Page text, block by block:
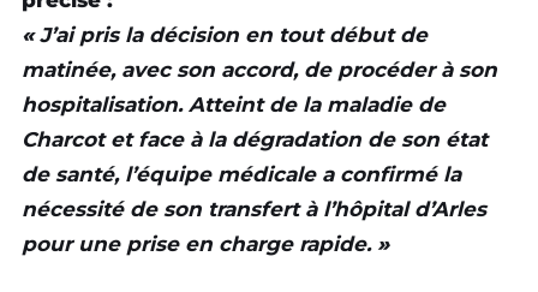
«J’ai pris la décision en tout début de
matinée, avec son accord, de procéder à son
hospitalisation. Atteint de la maladie de
Charcot et face à la dégradation de son état
de santé, l’équipe médicale a confirmé la
nécessité de son transfert à l’hôpital d’Arles
pour une prise en charge rapide.»